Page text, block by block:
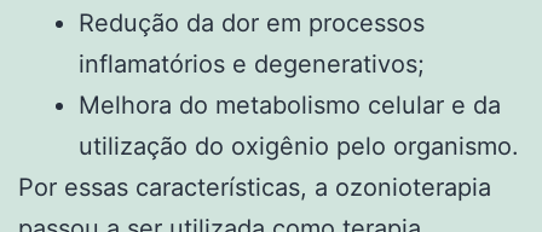
Redução da dor em processos
inflamatórios e degenerativos;
Melhora do metabolismo celular e da
utilização do oxigênio pelo organismo.
Por essas características, a ozonioterapia